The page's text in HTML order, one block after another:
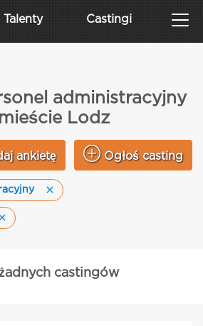
Talenty Castingi
administracyjny
Lodz
ankietę Ogłoś casting
castingów